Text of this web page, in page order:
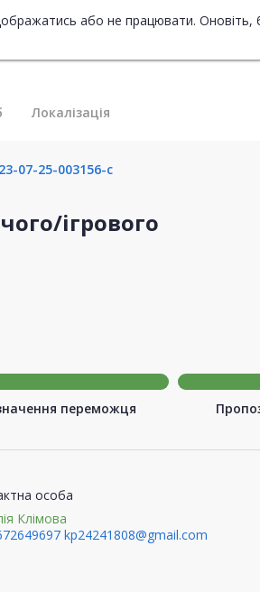
або не працювати.
Локалізація
07-25-003156-c
ігрового
переможця
особа
Клімова
kp24241808@gmail.com